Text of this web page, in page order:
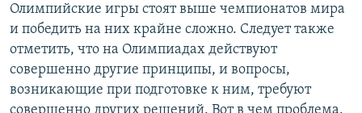
Олимпийские игры стоят выше чемпионатов мира
и победить на них крайне сложно. Следует также
отметить, что на Олимпиадах действуют
совершенно другие принципы, и вопросы,
возникающие при подготовке к ним, требуют